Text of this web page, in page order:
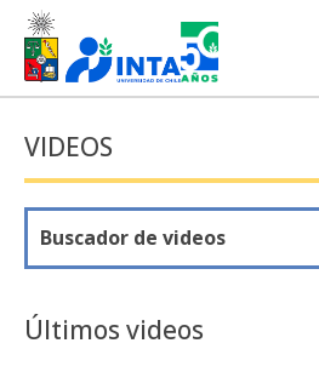
EXTENSIÓN Y
VIDEOS
Buscador de videos
Últimos videos